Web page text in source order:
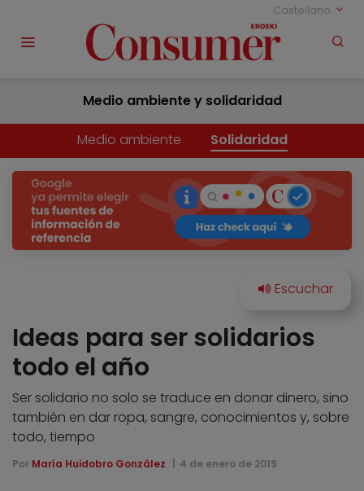
Castellano
Medio ambiente y solidaridad
Medio ambiente Solidaridad
Ideas para ser solidarios
todo el año
Ser solidario no solo se traduce en donar dinero, sino
también en dar ropa, sangre, conocimientos y, sobre
todo, tiempo
Por María Huidobro González 4 de enero de 2019